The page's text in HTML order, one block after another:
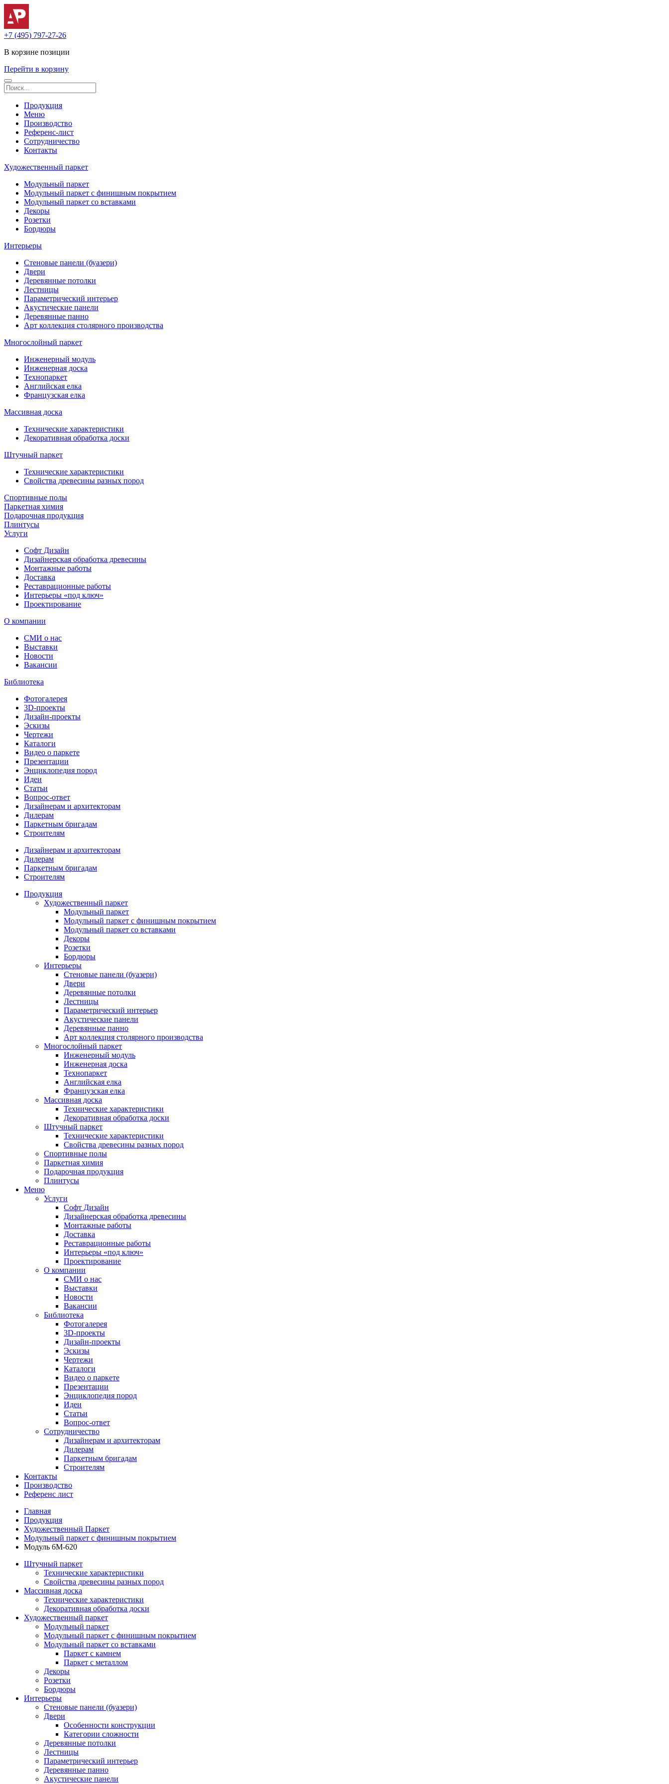
+7 (495) 797-27-26
В корзине позиции
Перейти в корзину
Продукция
Меню
Производство
Референс-лист
Сотрудничество
Контакты
Художественный паркет
Модульный паркет
Модульный паркет с финишным покрытием
Модульный паркет со вставками
Декоры
Розетки
Бордюры
Интерьеры
Стеновые панели (буазери)
Двери
Деревянные потолки
Лестницы
Параметрический интерьер
Акустические панели
Деревянные панно
Арт коллекция столярного производства
Многослойный паркет
Инженерный модуль
Инженерная доска
Технопаркет
Английская елка
Французская елка
Массивная доска
Технические характеристики
Декоративная обработка доски
Штучный паркет
Технические характеристики
Свойства древесины разных пород
Спортивные полы
Паркетная химия
Подарочная продукция
Плинтусы
Услуги
Софт Дизайн
Дизайнерская обработка древесины
Монтажные работы
Доставка
Реставрационные работы
Интерьеры «под ключ»
Проектирование
О компании
СМИ о нас
Выставки
Новости
Вакансии
Библиотека
Фотогалерея
3D-проекты
Дизайн-проекты
Эскизы
Чертежи
Каталоги
Видео о паркете
Презентации
Энциклопедия пород
Идеи
Статьи
Вопрос-ответ
Дизайнерам и архитекторам
Дилерам
Паркетным бригадам
Строителям
Дизайнерам и архитекторам
Дилерам
Паркетным бригадам
Строителям
Продукция
Художественный паркет
Модульный паркет
Модульный паркет с финишным покрытием
Модульный паркет со вставками
Декоры
Розетки
Бордюры
Интерьеры
Стеновые панели (буазери)
Двери
Деревянные потолки
Лестницы
Параметрический интерьер
Акустические панели
Деревянные панно
Арт коллекция столярного производства
Многослойный паркет
Инженерный модуль
Инженерная доска
Технопаркет
Английская елка
Французская елка
Массивная доска
Технические характеристики
Декоративная обработка доски
Штучный паркет
Технические характеристики
Свойства древесины разных пород
Спортивные полы
Паркетная химия
Подарочная продукция
Плинтусы
Меню
Услуги
Софт Дизайн
Дизайнерская обработка древесины
Монтажные работы
Доставка
Реставрационные работы
Интерьеры «под ключ»
Проектирование
О компании
СМИ о нас
Выставки
Новости
Вакансии
Библиотека
Фотогалерея
3D-проекты
Дизайн-проекты
Эскизы
Чертежи
Каталоги
Видео о паркете
Презентации
Энциклопедия пород
Идеи
Статьи
Вопрос-ответ
Сотрудничество
Дизайнерам и архитекторам
Дилерам
Паркетным бригадам
Строителям
Контакты
Производство
Референс лист
Главная
Продукция
Художественный Паркет
Модульный паркет с финишным покрытием
Модуль 6М-620
Штучный паркет
Технические характеристики
Свойства древесины разных пород
Массивная доска
Технические характеристики
Декоративная обработка доски
Художественный паркет
Модульный паркет
Модульный паркет с финишным покрытием
Модульный паркет со вставками
Паркет с камнем
Паркет с металлом
Декоры
Розетки
Бордюры
Интерьеры
Стеновые панели (буазери)
Двери
Особенности конструкции
Категории сложности
Деревянные потолки
Лестницы
Параметрический интерьер
Деревянные панно
Акустические панели